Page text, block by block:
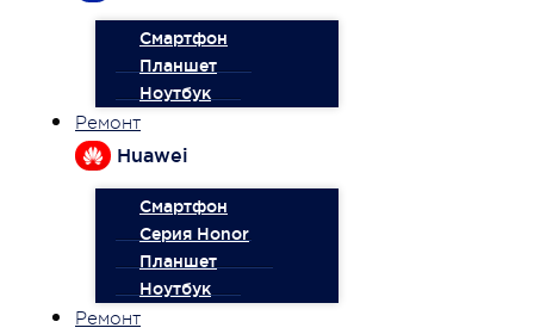
Смартфон
Планшет
Ноутбук
Ремонт
Huawei
Смартфон
Серия Honor
Планшет
Ноутбук
Ремонт